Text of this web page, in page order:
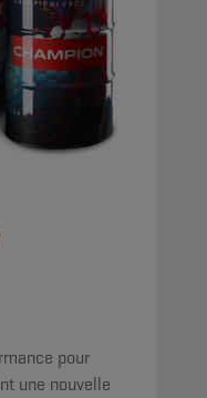
pour
une nouvelle